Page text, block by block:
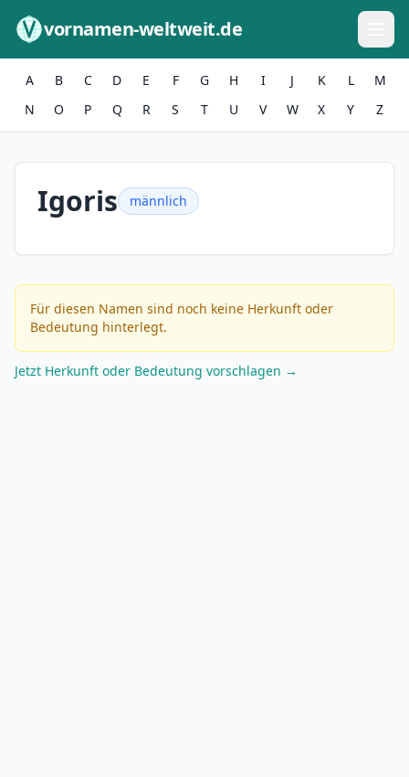
vornamen-weltweit.de
A B C D E F G H I J K L
M
N
O P Q R S T U V W X Y Z
Igoris männlich
Für diesen Namen sind noch keine Herkunft oder
Bedeutung hinterlegt.
Jetzt Herkunft oder Bedeutung vorschlagen →